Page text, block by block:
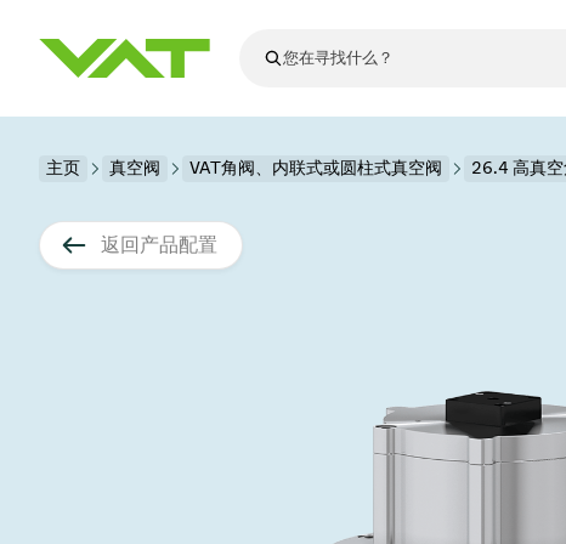
最新资讯 查看所有新闻
精准创
关于VAT
真空阀
VAT真空闸阀
VAT角阀、内联
真空模块
基质转移
半导体无尘系统
溅射
薄膜封装(CVD)
科学仪器和医学
涂层
真空运输
电池生产
半导体无尘系统
高能物理学
标准维修服务
固定价格翻新服务
Shares and debt
公司治理
主页 真空阀 VAT角阀、内联式或圆柱式真空阀 26.4 高真空
返回产品配置